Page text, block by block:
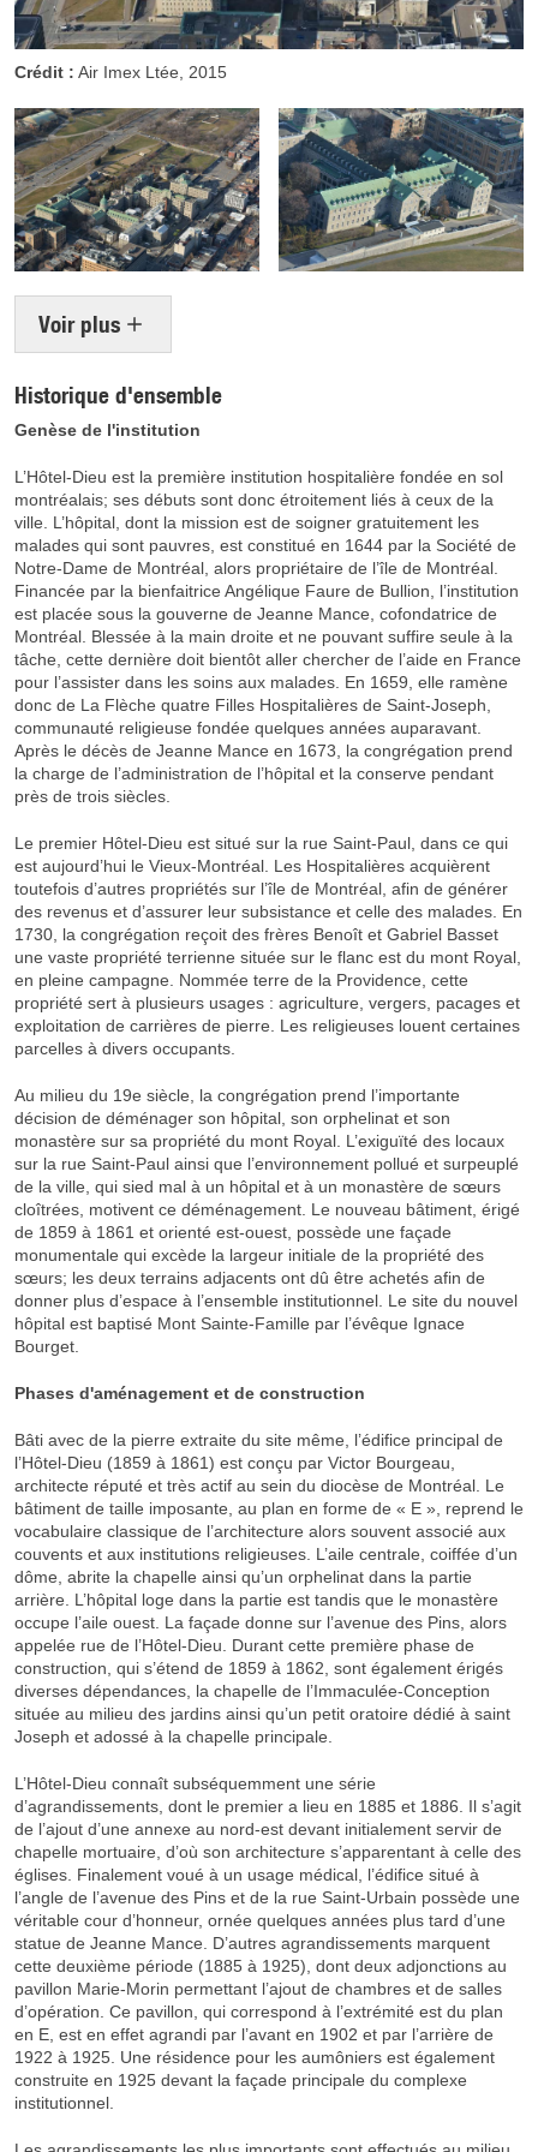
Crédit : Air Imex Ltée, 2015
Voir plus
Historique d'ensemble
Genèse de l'institution
L’Hôtel-Dieu est la première institution hospitalière fondée en sol
montréalais; ses débuts sont donc étroitement liés à ceux de la
ville. L’hôpital, dont la mission est de soigner gratuitement les
malades qui sont pauvres, est constitué en 1644 par la Société de
Notre-Dame de Montréal, alors propriétaire de l’île de Montréal.
Financée par la bienfaitrice Angélique Faure de Bullion, l’institution
est placée sous la gouverne de Jeanne Mance, cofondatrice de
Montréal. Blessée à la main droite et ne pouvant suffire seule à la
tâche, cette dernière doit bientôt aller chercher de l’aide en France
pour l’assister dans les soins aux malades. En 1659, elle ramène
donc de La Flèche quatre Filles Hospitalières de Saint-Joseph,
communauté religieuse fondée quelques années auparavant.
Après le décès de Jeanne Mance en 1673, la congrégation prend
la charge de l’administration de l’hôpital et la conserve pendant
près de trois siècles.
Le premier Hôtel-Dieu est situé sur la rue Saint-Paul, dans ce qui
est aujourd’hui le Vieux-Montréal. Les Hospitalières acquièrent
toutefois d’autres propriétés sur l’île de Montréal, afin de générer
des revenus et d’assurer leur subsistance et celle des malades. En
1730, la congrégation reçoit des frères Benoît et Gabriel Basset
une vaste propriété terrienne située sur le flanc est du mont Royal,
en pleine campagne. Nommée terre de la Providence, cette
propriété sert à plusieurs usages : agriculture, vergers, pacages et
exploitation de carrières de pierre. Les religieuses louent certaines
parcelles à divers occupants.
Au milieu du 19e siècle, la congrégation prend l’importante
décision de déménager son hôpital, son orphelinat et son
monastère sur sa propriété du mont Royal. L’exiguïté des locaux
sur la rue Saint-Paul ainsi que l’environnement pollué et surpeuplé
de la ville, qui sied mal à un hôpital et à un monastère de sœurs
cloîtrées, motivent ce déménagement. Le nouveau bâtiment, érigé
de 1859 à 1861 et orienté est-ouest, possède une façade
monumentale qui excède la largeur initiale de la propriété des
sœurs; les deux terrains adjacents ont dû être achetés afin de
donner plus d’espace à l’ensemble institutionnel. Le site du nouvel
hôpital est baptisé Mont Sainte-Famille par l’évêque Ignace
Bourget.
Phases d'aménagement et de construction
Bâti avec de la pierre extraite du site même, l’édifice principal de
l’Hôtel-Dieu (1859 à 1861) est conçu par Victor Bourgeau,
architecte réputé et très actif au sein du diocèse de Montréal. Le
bâtiment de taille imposante, au plan en forme de « E », reprend le
vocabulaire classique de l’architecture alors souvent associé aux
couvents et aux institutions religieuses. L’aile centrale, coiffée d’un
dôme, abrite la chapelle ainsi qu’un orphelinat dans la partie
arrière. L’hôpital loge dans la partie est tandis que le monastère
occupe l’aile ouest. La façade donne sur l’avenue des Pins, alors
appelée rue de l’Hôtel-Dieu. Durant cette première phase de
construction, qui s’étend de 1859 à 1862, sont également érigés
diverses dépendances, la chapelle de l’Immaculée-Conception
située au milieu des jardins ainsi qu’un petit oratoire dédié à saint
Joseph et adossé à la chapelle principale.
L’Hôtel-Dieu connaît subséquemment une série
d’agrandissements, dont le premier a lieu en 1885 et 1886. Il s’agit
de l’ajout d’une annexe au nord-est devant initialement servir de
chapelle mortuaire, d’où son architecture s’apparentant à celle des
églises. Finalement voué à un usage médical, l’édifice situé à
l’angle de l’avenue des Pins et de la rue Saint-Urbain possède une
véritable cour d’honneur, ornée quelques années plus tard d’une
statue de Jeanne Mance. D’autres agrandissements marquent
cette deuxième période (1885 à 1925), dont deux adjonctions au
pavillon Marie-Morin permettant l’ajout de chambres et de salles
d’opération. Ce pavillon, qui correspond à l’extrémité est du plan
en E, est en effet agrandi par l’avant en 1902 et par l’arrière de
1922 à 1925. Une résidence pour les aumôniers est également
construite en 1925 devant la façade principale du complexe
institutionnel.